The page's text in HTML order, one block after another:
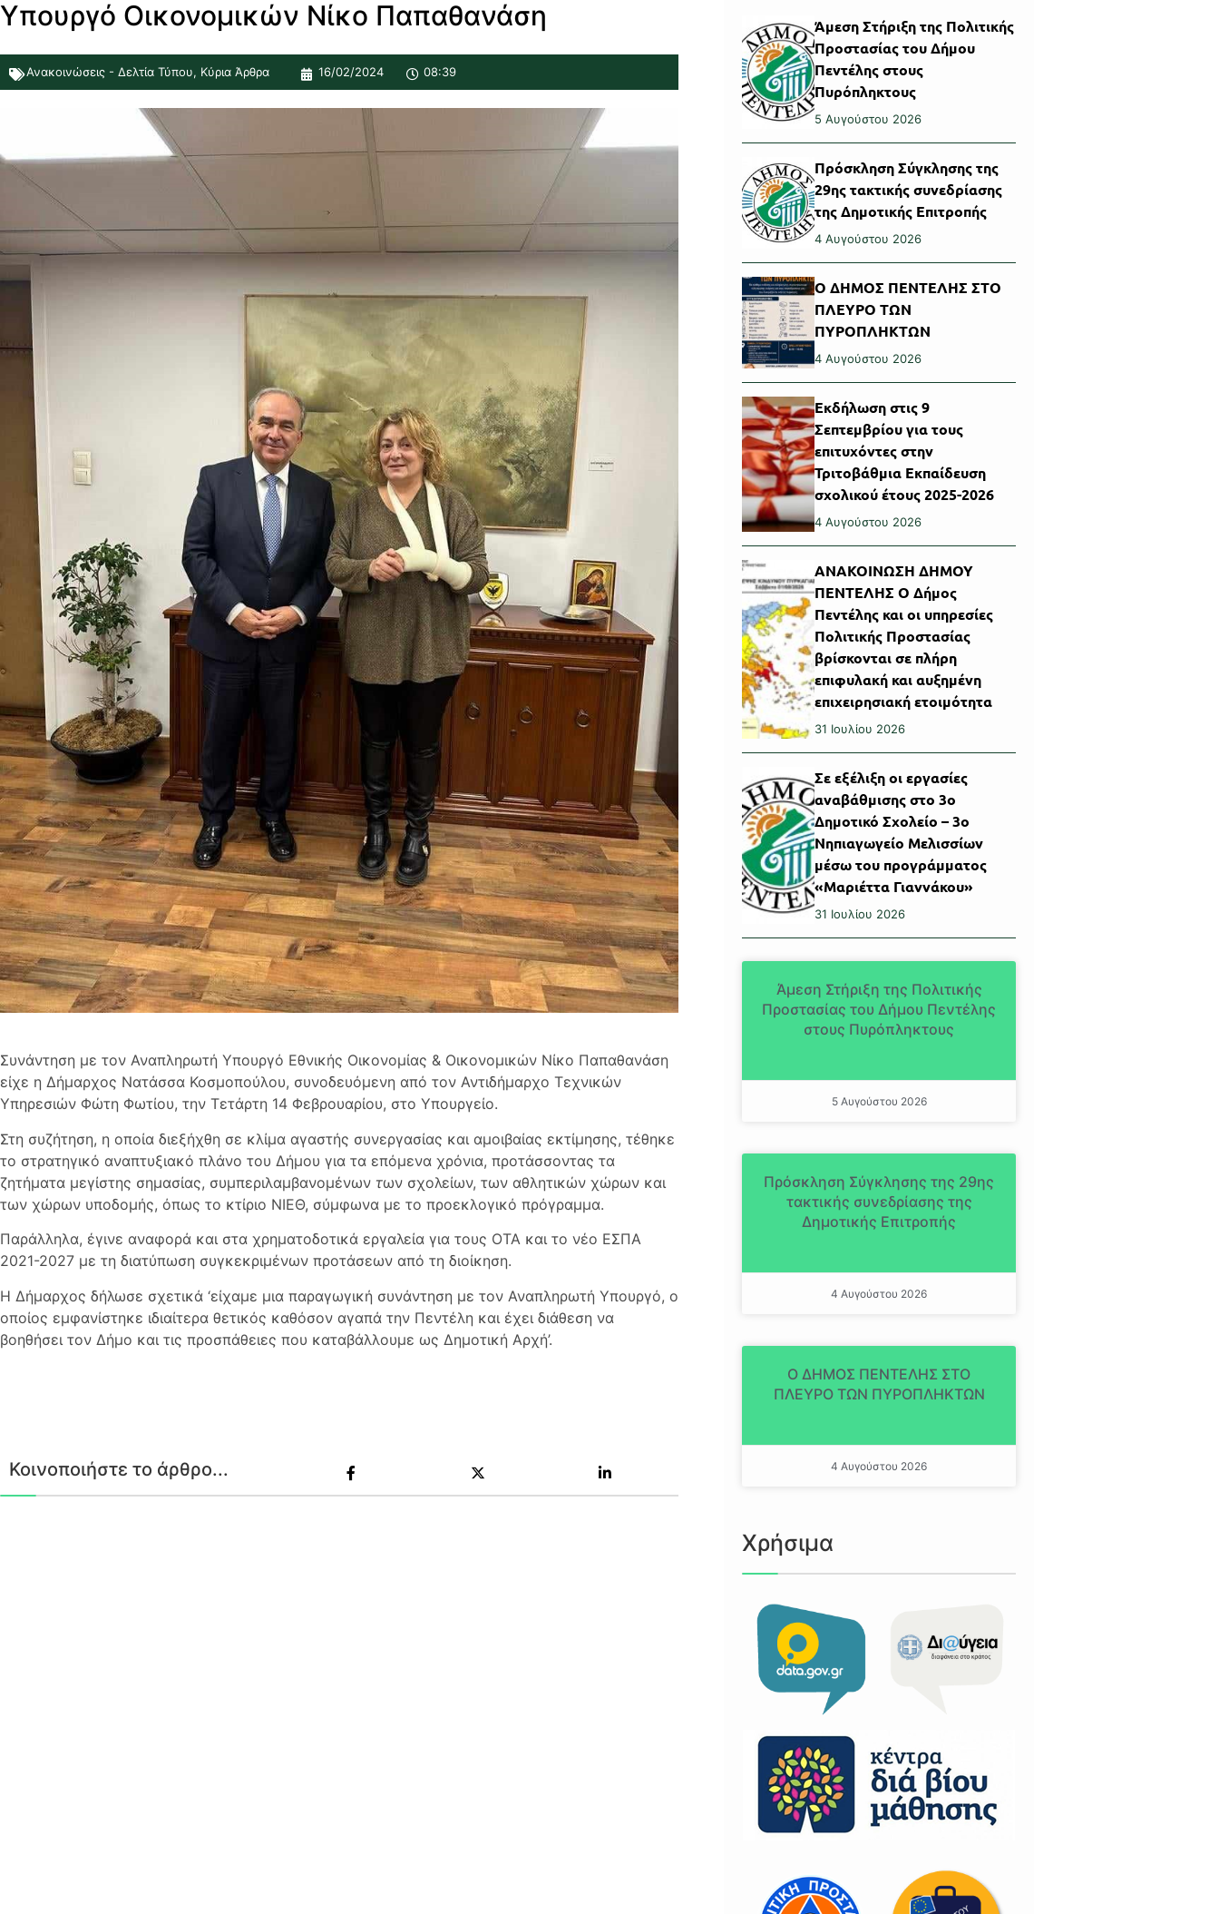
Υπουργό Οικονομικών Νίκο Παπαθανάση
Ανακοινώσεις - Δελτία Τύπου, Κύρια Άρθρα 16/02/2024 08:39
Συνάντηση με τον Αναπληρωτή Υπουργό Εθνικής Οικονομίας & Οικονομικών Νίκο Παπαθανάση
είχε η Δήμαρχος Νατάσσα Κοσμοπούλου, συνοδευόμενη από τον Αντιδήμαρχο Τεχνικών
Υπηρεσιών Φώτη Φωτίου, την Τετάρτη 14 Φεβρουαρίου, στο Υπουργείο.
Στη συζήτηση, η οποία διεξήχθη σε κλίμα αγαστής συνεργασίας και αμοιβαίας εκτίμησης, τέθηκε
το στρατηγικό αναπτυξιακό πλάνο του Δήμου για τα επόμενα χρόνια, προτάσσοντας τα
ζητήματα μεγίστης σημασίας, συμπεριλαμβανομένων των σχολείων, των αθλητικών χώρων και
των χώρων υποδομής, όπως το κτίριο ΝΙΕΘ, σύμφωνα με το προεκλογικό πρόγραμμα.
Παράλληλα, έγινε αναφορά και στα χρηματοδοτικά εργαλεία για τους ΟΤΑ και το νέο ΕΣΠΑ
2021-2027 με τη διατύπωση συγκεκριμένων προτάσεων από τη διοίκηση.
Η Δήμαρχος δήλωσε σχετικά ‘είχαμε μια παραγωγική συνάντηση με τον Αναπληρωτή Υπουργό, ο
οποίος εμφανίστηκε ιδιαίτερα θετικός καθόσον αγαπά την Πεντέλη και έχει διάθεση να
βοηθήσει τον Δήμο και τις προσπάθειες που καταβάλλουμε ως Δημοτική Αρχή’.
Κοινοποιήστε το άρθρο...
Άμεση Στήριξη της Πολιτικής
Προστασίας του Δήμου
Πεντέλης στους
Πυρόπληκτους
5 Αυγούστου 2026
Πρόσκληση Σύγκλησης της
29ης τακτικής συνεδρίασης
της Δημοτικής Επιτροπής
4 Αυγούστου 2026
Ο ΔΗΜΟΣ ΠΕΝΤΕΛΗΣ ΣΤΟ
ΠΛΕΥΡΟ ΤΩΝ
ΠΥΡΟΠΛΗΚΤΩΝ
4 Αυγούστου 2026
Εκδήλωση στις 9
Σεπτεμβρίου για τους
επιτυχόντες στην
Τριτοβάθμια Εκπαίδευση
σχολικού έτους 2025-2026
4 Αυγούστου 2026
ΑΝΑΚΟΙΝΩΣΗ ΔΗΜΟΥ
ΠΕΝΤΕΛΗΣ Ο Δήμος
Πεντέλης και οι υπηρεσίες
Πολιτικής Προστασίας
βρίσκονται σε πλήρη
επιφυλακή και αυξημένη
επιχειρησιακή ετοιμότητα
31 Ιουλίου 2026
Σε εξέλιξη οι εργασίες
αναβάθμισης στο 3ο
Δημοτικό Σχολείο – 3ο
Νηπιαγωγείο Μελισσίων
μέσω του προγράμματος
«Μαριέττα Γιαννάκου»
31 Ιουλίου 2026
Άμεση Στήριξη της Πολιτικής
Προστασίας του Δήμου Πεντέλης
στους Πυρόπληκτους
5 Αυγούστου 2026
Πρόσκληση Σύγκλησης της 29ης
τακτικής συνεδρίασης της
Δημοτικής Επιτροπής
4 Αυγούστου 2026
Ο ΔΗΜΟΣ ΠΕΝΤΕΛΗΣ ΣΤΟ
ΠΛΕΥΡΟ ΤΩΝ ΠΥΡΟΠΛΗΚΤΩΝ
4 Αυγούστου 2026
Χρήσιμα